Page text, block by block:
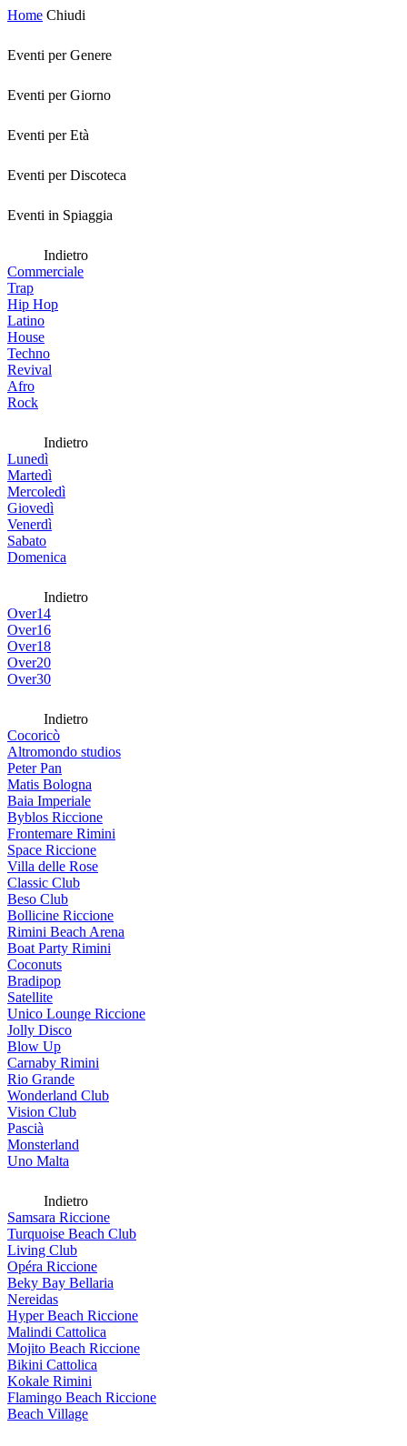
Home Chiudi
Eventi per Genere
Eventi per Giorno
Eventi per Età
Eventi per Discoteca
Eventi in Spiaggia
Indietro
Commerciale
Trap
Hip Hop
Latino
House
Techno
Revival
Afro
Rock
Indietro
Lunedì
Martedì
Mercoledì
Giovedì
Venerdì
Sabato
Domenica
Indietro
Over14
Over16
Over18
Over20
Over30
Indietro
Cocoricò
Altromondo studios
Peter Pan
Matis Bologna
Baia Imperiale
Byblos Riccione
Frontemare Rimini
Space Riccione
Villa delle Rose
Classic Club
Beso Club
Bollicine Riccione
Rimini Beach Arena
Boat Party Rimini
Coconuts
Bradipop
Satellite
Unico Lounge Riccione
Jolly Disco
Blow Up
Carnaby Rimini
Rio Grande
Wonderland Club
Vision Club
Pascià
Monsterland
Uno Malta
Indietro
Samsara Riccione
Turquoise Beach Club
Living Club
Opéra Riccione
Beky Bay Bellaria
Nereidas
Hyper Beach Riccione
Malindi Cattolica
Mojito Beach Riccione
Bikini Cattolica
Kokale Rimini
Flamingo Beach Riccione
Beach Village